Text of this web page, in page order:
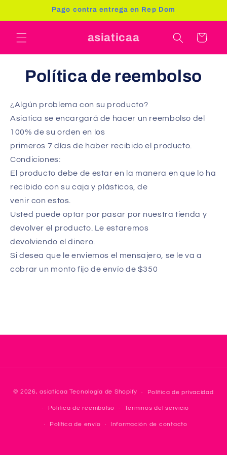
conteni
do
Pago contra entrega en Rep Dom
asiaticaa
ri
t
Política de reembolso
¿Algún problema con su producto?
Asiatica se encargará de hacer un reembolso del
100% de su orden en los
primeros 7 días de haber recibido el producto.
Condiciones:
El producto debe de estar en la manera en que lo ha
recibido con su caja y plásticos, de
venir con estos.
Usted puede optar por pasar por nuestra tienda y
devolver el producto. Le estaremos
devolviendo el dinero.
Si desea que le enviemos el mensajero, se le va a
cobrar un monto fijo de envío de $350
o
r
m
© 2026,asiaticaa Tecnología de Shopify Política de privacidad
Política de reembolso Términos del servicio
Política de envío Información de contacto